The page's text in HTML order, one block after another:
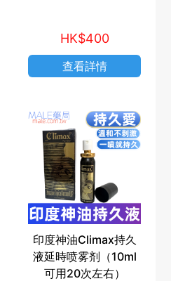
HK$400
查看詳情
印度神油Climax持久
液延時喷雾剂（10ml
可用20次左右）